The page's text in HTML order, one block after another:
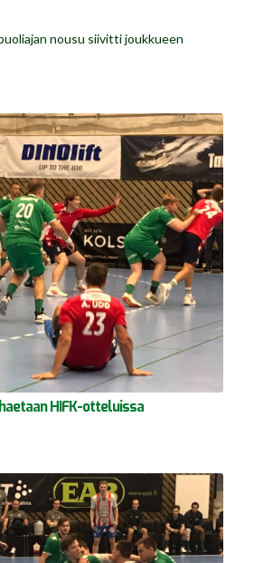
nousu siivitti joukkueen
HIFK-otteluissa